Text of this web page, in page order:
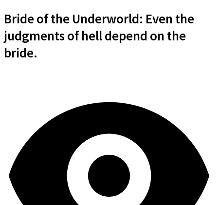
Bride of the Underworld: Even the
judgments of hell depend on the
bride.